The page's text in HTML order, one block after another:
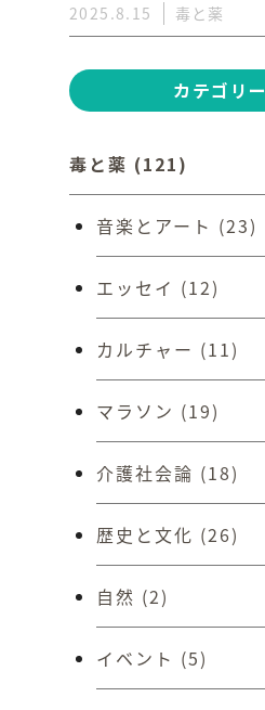
2025.8.15 毒と薬
カテゴリー
毒と薬 (121)
音楽とアート (23)
エッセイ (12)
カルチャー (11)
マラソン (19)
介護社会論 (18)
歴史と文化 (26)
自然 (2)
イベント (5)